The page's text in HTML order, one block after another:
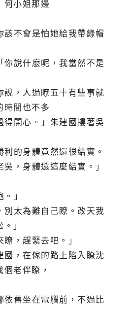
何小姐那邊
該不會是怕她給我帶綠帽
你說什麼呢，我當然不是
說，人過瞭五十有些事就
時間也不多
得開心。」朱建國摟著吳
的身體竟然還很結實。
，身體還這麼結實。」
」
別太為難自己瞭。改天我
」
，趕緊去吧。」
國，在傢的路上陷入瞭沈
老伴瞭，
依舊坐在電腦前，不過比